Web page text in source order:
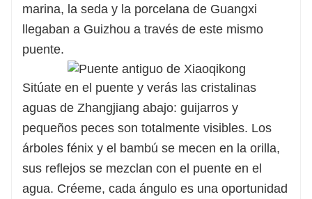
marina, la seda y la porcelana de Guangxi
llegaban a Guizhou a través de este mismo
puente.
Sitúate en el puente y verás las cristalinas
aguas de Zhangjiang abajo: guijarros y
pequeños peces son totalmente visibles. Los
árboles fénix y el bambú se mecen en la orilla,
sus reflejos se mezclan con el puente en el
agua. Créeme, cada ángulo es una oportunidad